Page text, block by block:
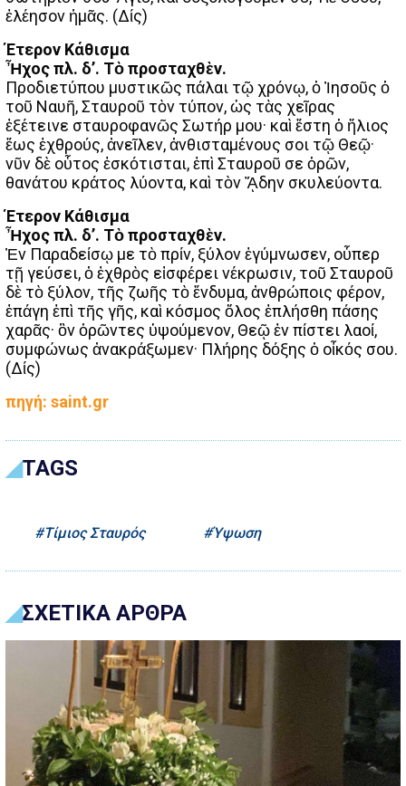
ἐλέησον ἡμᾶς. (Δίς)
Έτερον Κάθισμα
Ἦχος πλ. δ’. Τὸ προσταχθὲν.
Προδιετύπου μυστικῶς πάλαι τῷ χρόνῳ, ὁ Ἰησοῦς ὁ
τοῦ Ναυῆ, Σταυροῦ τὸν τύπον, ὡς τὰς χεῖρας
ἐξέτεινε σταυροφανῶς Σωτήρ μου· καὶ ἔστη ὁ ἥλιος
ἕως ἐχθρούς, ἀνεῖλεν, ἀνθισταμένους σοι τῷ Θεῷ·
νῦν δὲ οὗτος ἐσκότισται, ἐπὶ Σταυροῦ σε ὁρῶν,
θανάτου κράτος λύοντα, καὶ τὸν ᾍδην σκυλεύοντα.
Έτερον Κάθισμα
Ἦχος πλ. δ’. Τὸ προσταχθὲν.
Ἐν Παραδείσῳ με τὸ πρίν, ξύλον ἐγύμνωσεν, οὗπερ
τῇ γεύσει, ὁ ἐχθρὸς εἰσφέρει νέκρωσιν, τοῦ Σταυροῦ
δὲ τὸ ξύλον, τῆς ζωῆς τὸ ἔνδυμα, ἀνθρώποις φέρον,
ἐπάγη ἐπὶ τῆς γῆς, καὶ κόσμος ὅλος ἐπλήσθη πάσης
χαρᾶς· ὃν ὁρῶντες ὑψούμενον, Θεῷ ἐν πίστει λαοί,
συμφώνως ἀνακράξωμεν· Πλήρης δόξης ὁ οἶκός σου.
(Δίς)
πηγή: saint.gr
TAGS
Τίμιος Σταυρός Ύψωση
ΣΧΕΤΙΚΑ ΑΡΘΡΑ